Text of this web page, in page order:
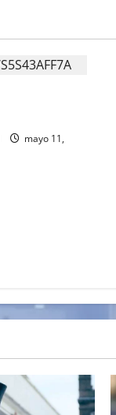
mayo 11,